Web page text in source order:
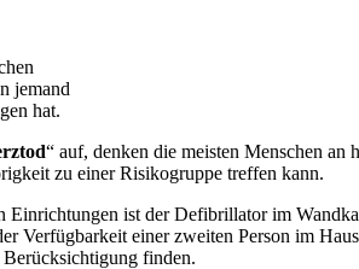
jemand
hat.
“ auf, denken die meisten Menschen
zu einer Risikogruppe treffen kann.
Einrichtungen ist der Defibrillator im
Verfügbarkeit einer zweiten Person im
Berücksichtigung finden.